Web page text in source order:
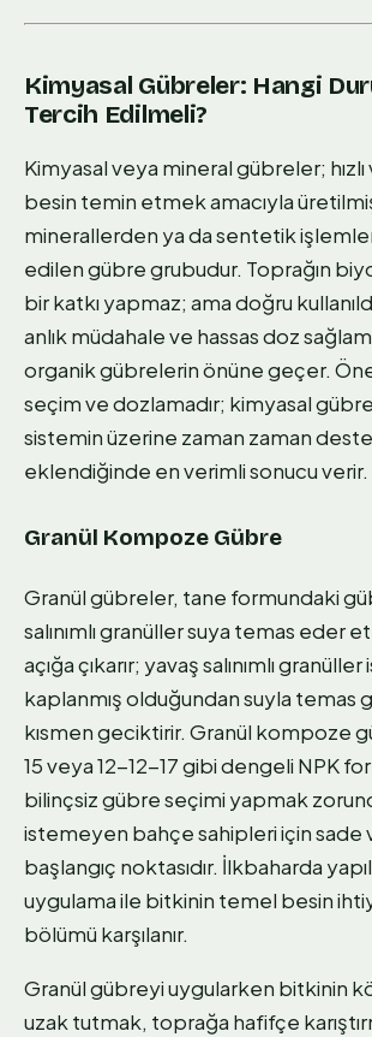
Kimyasal Gübreler: Hangi
Tercih Edilmeli?
Kimyasal veya mineral gübreler;
besin temin etmek amacıyla
minerallerden ya da sentetik
edilen gübre grubudur. Toprağın
bir katkı yapmaz; ama doğru
anlık müdahale ve hassas doz
organik gübrelerin önüne geçer.
seçim ve dozlamadır; kimyasal
sistemin üzerine zaman zaman
eklendiğinde en verimli sonucu verir.
Granül Kompoze Gübre
Granül gübreler, tane formundaki
salınımlı granüller suya temas eder
açığa çıkarır; yavaş salınımlı
kaplanmış olduğundan suyla temas
kısmen geciktirir. Granül kompoze
15 veya 12-12-17 gibi dengeli NPK
bilinçsiz gübre seçimi yapmak
istemeyen bahçe sahipleri için sade
başlangıç noktasıdır. İlkbaharda
uygulama ile bitkinin temel besin
bölümü karşılanır.
Granül gübreyi uygularken bitkinin
uzak tutmak, toprağa hafifçe